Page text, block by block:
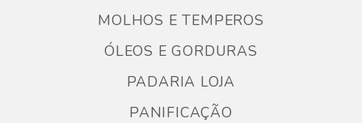
MOLHOS E TEMPEROS
ÓLEOS E GORDURAS
PADARIA LOJA
PANIFICAÇÃO